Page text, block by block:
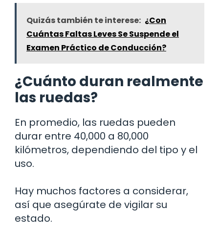
Quizás también te interese: ¿Con
Cuántas Faltas Leves Se Suspende el
Examen Práctico de Conducción?
¿Cuánto duran realmente
las ruedas?
En promedio, las ruedas pueden
durar entre 40,000 a 80,000
kilómetros, dependiendo del tipo y el
uso.
Hay muchos factores a considerar,
así que asegúrate de vigilar su
estado.